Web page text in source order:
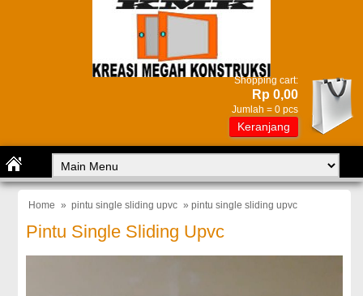
Shopping cart:
Rp 0,00
Jumlah = 0 pcs
Keranjang
Home » pintu single sliding upvc » pintu single sliding upvc
Pintu Single Sliding Upvc